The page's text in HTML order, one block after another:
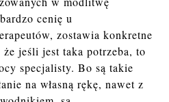
cenię u
zostawia konkretne
jeśli jest taka potrzeba, to
specjalisty. Bo są takie
na własną rękę, nawet z